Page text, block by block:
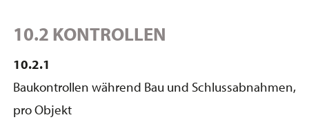
10.2 KONTROLLEN
10.2.1
Baukontrollen während Bau und Schlussabnahmen,
pro Objekt